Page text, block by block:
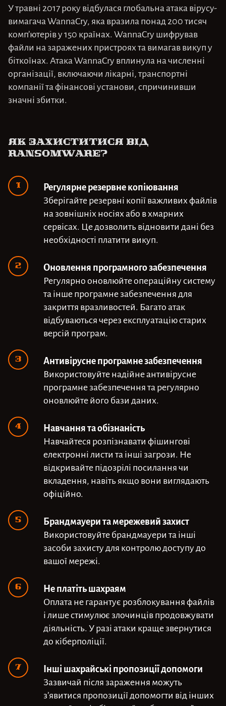
У травні 2017 року відбулася глобальна атака вірусу-
вимагача WannaCry, яка вразила понад 200 тисяч
комп’ютерів у 150 країнах. WannaCry шифрував
файли на заражених пристроях та вимагав викуп у
біткоїнах. Атака WannaCry вплинула на численні
організації, включаючи лікарні, транспортні
компанії та фінансові установи, спричинивши
значні збитки.
Як захиститися від
ransomware?
Регулярне резервне копіювання
Зберігайте резервні копії важливих файлів
на зовнішніх носіях або в хмарних
сервісах. Це дозволить відновити дані без
необхідності платити викуп.
Оновлення програмного забезпечення
Регулярно оновлюйте операційну систему
та інше програмне забезпечення для
закриття вразливостей. Багато атак
відбуваються через експлуатацію старих
версій програм.
Антивірусне програмне забезпечення
Використовуйте надійне антивірусне
програмне забезпечення та регулярно
оновлюйте його бази даних.
Навчання та обізнаність
Навчайтеся розпізнавати фішингові
електронні листи та інші загрози. Не
відкривайте підозрілі посилання чи
вкладення, навіть якщо вони виглядають
офіційно.
Брандмауери та мережевий захист
Використовуйте брандмауери та інші
засоби захисту для контролю доступу до
вашої мережі.
Не платіть шахраям
Оплата не гарантує розблокування файлів
і лише стимулює злочинців продовжувати
діяльність. У разі атаки краще звернутися
до кіберполіції.
Інші шахрайські пропозиції допомоги
Зазвичай після зараження можуть
з’явитися пропозиції допомогти від інших